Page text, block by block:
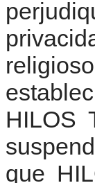
HILOS
que